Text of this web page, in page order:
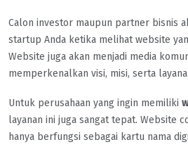
Calon investor maupun partner bisnis
startup Anda ketika melihat website
Website juga akan menjadi media
memperkenalkan visi, misi, serta
Untuk perusahaan yang ingin memiliki
layanan ini juga sangat tepat. Website
hanya berfungsi sebagai kartu nama